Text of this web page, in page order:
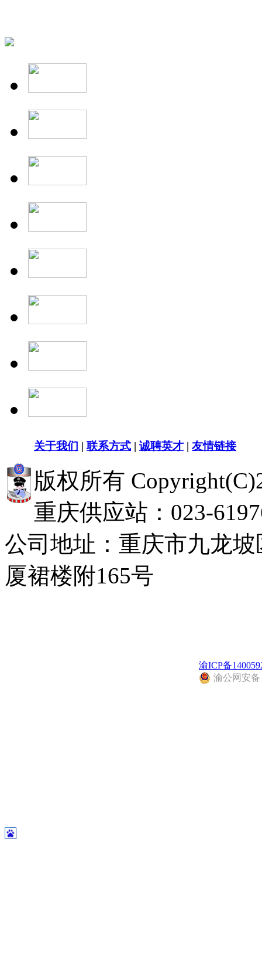
关于我们 | 联系方式 | 诚聘英才 | 友情链接
版权所有
重庆供应站：023-
公司地址：重庆市九龙
厦裙楼附165号
渝ICP备
渝公网安备